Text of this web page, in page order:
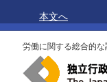
本文へ
労働に関する総合的な